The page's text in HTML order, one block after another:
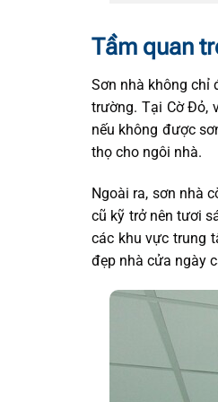
Tầm quan
Sơn nhà không chỉ
trường. Tại Cờ Đỏ,
nếu không được
thọ cho ngôi nhà.
Ngoài ra, sơn nhà
cũ kỹ trở nên tươi
các khu vực trung
đẹp nhà cửa ngày